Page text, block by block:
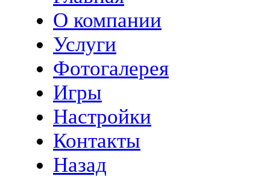
О компании
Услуги
Фотогалерея
Игры
Настройки
Контакты
Назад